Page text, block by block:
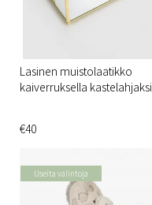
Lasinen muistolaatikko
kaiverruksella kastelahjaksi
€40
Useita valintoja